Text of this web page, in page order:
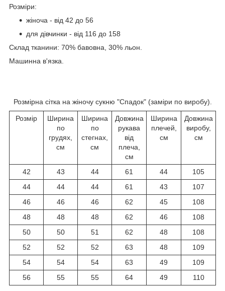
Розміри:
жіноча - від 42 до 56
для дівчинки - від 116 до 158
Склад тканини: 70% бавовна, 30% льон.
Машинна в'язка.
Розмірна сітка на жіночу сукню "Спадок" (заміри по виробу).
Розмір
Ширина
по
грудях,
см
Ширина
по
стегнах,
см
Довжина
рукава
від
плеча,
см
Ширина
плечей,
см
Довжина
виробу,
см
42 43 44 61 44
105
44
44 44 61 43
107
46
46 46 62 45
108
48
48 48 62 46
108
50
50 51 62 48
108
52
52 52 63 48
109
54
54 54 63 49
109
56
55 55 64 49 110